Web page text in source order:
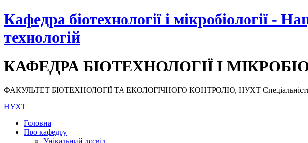
Кафедра біотехнології і мікробіології -
технологій
КАФЕДРА БІОТЕХНОЛОГІЇ І
ФАКУЛЬТЕТ БІОТЕХНОЛОГІЇ ТА ЕКОЛОГІЧНОГО КОНТРОЛЮ, НУХТ Спеціальність G21
НУХТ
Головна
Про кафедру
Унікальний досвід